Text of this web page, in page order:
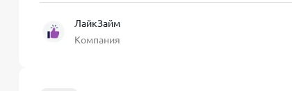
ЛайкЗайм
Компания